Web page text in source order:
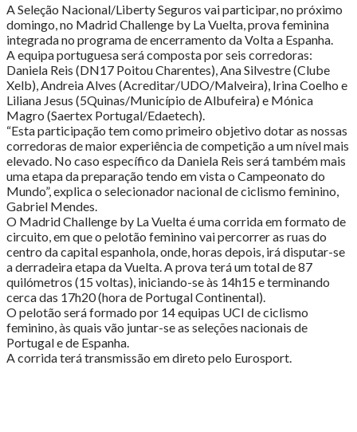
encerramento
da
Vuelta"
A Seleção Nacional/Liberty Seguros vai participar, no próximo
domingo, no Madrid Challenge by La Vuelta, prova feminina
integrada no programa de encerramento da Volta a Espanha.
A equipa portuguesa será composta por seis corredoras:
Daniela Reis (DN17 Poitou Charentes), Ana Silvestre (Clube
Xelb), Andreia Alves (Acreditar/UDO/Malveira), Irina Coelho e
Liliana Jesus (5Quinas/Município de Albufeira) e Mónica
Magro (Saertex Portugal/Edaetech).
“Esta participação tem como primeiro objetivo dotar as nossas
corredoras de maior experiência de competição a um nível mais
elevado. No caso específico da Daniela Reis será também mais
uma etapa da preparação tendo em vista o Campeonato do
Mundo”, explica o selecionador nacional de ciclismo feminino,
Gabriel Mendes.
O Madrid Challenge by La Vuelta é uma corrida em formato de
circuito, em que o pelotão feminino vai percorrer as ruas do
centro da capital espanhola, onde, horas depois, irá disputar-se
a derradeira etapa da Vuelta. A prova terá um total de 87
quilómetros (15 voltas), iniciando-se às 14h15 e terminando
cerca das 17h20 (hora de Portugal Continental).
O pelotão será formado por 14 equipas UCI de ciclismo
feminino, às quais vão juntar-se as seleções nacionais de
Portugal e de Espanha.
A corrida terá transmissão em direto pelo Eurosport.